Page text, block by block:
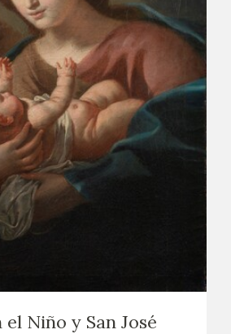
Niño y San José